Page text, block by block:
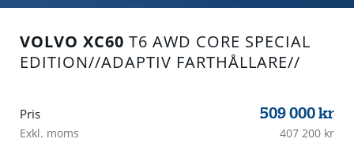
VOLVO XC60 T6 AWD CORE SPECIAL
EDITION//ADAPTIV FARTHÅLLARE//
Pris 509 000kr
Exkl. moms 407 200 kr